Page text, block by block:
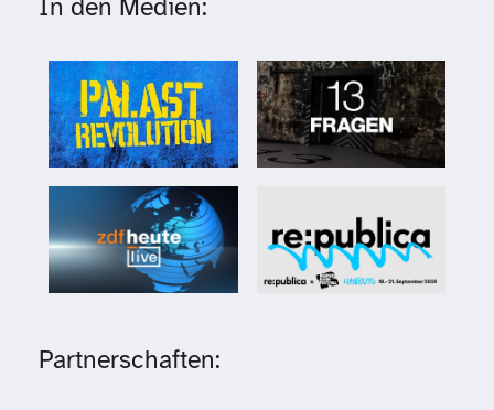
In den Medien:
Partnerschaften: